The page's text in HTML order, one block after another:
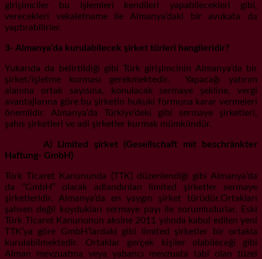
girişimciler bu işlemleri kendileri yapabilecekleri gibi,
verecekleri vekaletname ile Almanya’daki bir avukata da
yaptırabilirler.
3- Almanya’da kurulabilecek şirket türleri hangileridir?
Yukarıda da belirtildiği gibi Türk girişimcinin Almanya’da bir
şirket/işletme kurması gerekmektedir. Yapacağı yatırım
alanına ortak sayısına, konulacak sermaye şekline, vergi
avantajlarına göre bu şirketin hukuki formuna karar vermeleri
önemlidir. Almanya’da Türkiye’deki gibi sermaye şirketleri,
şahıs şirketleri ve adi şirketler kurmak mümkündür.
A) Limited şirket (Gesellschaft mit beschränkter
Haftung- GmbH)
Türk Ticaret Kanununda (TTK) düzenlendiği gibi Almanya’da
da ‘’GmbH’’ olarak adlandırılan limited şirketler sermaye
şirketleridir. Almanya’da en yaygın şirket türüdür.Ortakları
şahsen değil koydukları sermaye payı ile sorumludurlar. Eski
Türk Ticaret Kanununun aksine 2011 yılında kabul edilen yeni
TTK’ya göre GmbH’lardaki gibi limited şirketler bir ortakla
kurulabilmektedir. Ortaklar gerçek kişiler olabileceği gibi
Alman mevzuatına veya yabancı mevzuata tabi olan tüzel